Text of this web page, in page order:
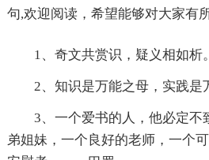
句,欢迎阅读，希望能够对大家有
1、奇文共赏识，疑义相如析。
2、知识是万能之母，实践是
3、一个爱书的人，他必定不
弟姐妹，一个良好的老师，一个